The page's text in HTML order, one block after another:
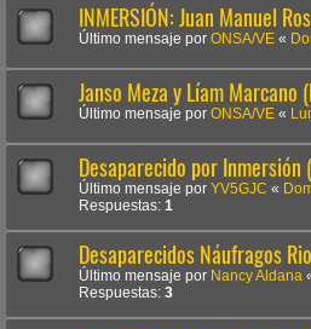
INMERSIÓN: Juan Manuel
Último mensaje por ONSA/VE «
Janso Meza y Líam Marcano
Último mensaje por ONSA/VE «
Desaparecido por Inmersión
Último mensaje por YV5GJC «
Respuestas: 1
Desaparecidos Náufragos
Último mensaje por Nancy Aldana
Respuestas: 3